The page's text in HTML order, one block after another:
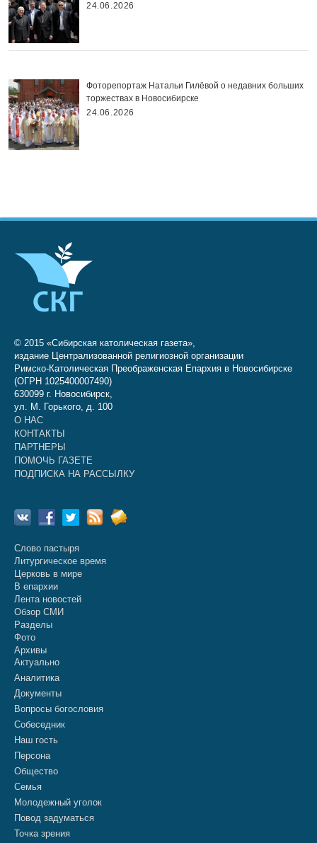
24.06.2026
Фоторепортаж Натальи Гилёвой о недавних больших
торжествах в Новосибирске
24.06.2026
© 2015 «Сибирская католическая газета»,
издание Централизованной религиозной организации
Римско-Католическая Преображенская Епархия в Новосибирске
(ОГРН 1025400007490)
630099 г. Новосибирск,
ул. М. Горького, д. 100
О НАС
КОНТАКТЫ
ПАРТНЕРЫ
ПОМОЧЬ ГАЗЕТЕ
ПОДПИСКА НА РАССЫЛКУ
Слово пастыря
Литургическое время
Церковь в мире
В епархии
Лента новостей
Обзор СМИ
Разделы
Фото
Архивы
Актуально
Аналитика
Документы
Вопросы богословия
Собеседник
Наш гость
Персона
Общество
Семья
Молодежный уголок
Повод задуматься
Точка зрения